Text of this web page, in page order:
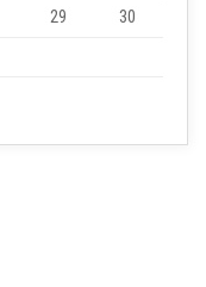
29
30